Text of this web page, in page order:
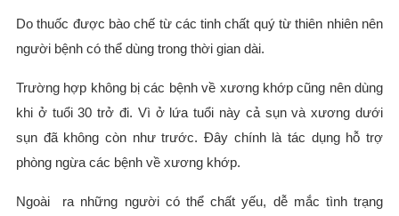
Do thuốc được bào chế từ các tinh chất quý từ thiên nhiên nên
người bệnh có thể dùng trong thời gian dài.
Trường hợp không bị các bệnh về xương khớp cũng nên dùng
khi ở tuổi 30 trở đi. Vì ở lứa tuổi này cả sụn và xương dưới
sụn đã không còn như trước. Đây chính là tác dụng hỗ trợ
phòng ngừa các bệnh về xương khớp.
Ngoài ra những người có thể chất yếu, dễ mắc tình trạng